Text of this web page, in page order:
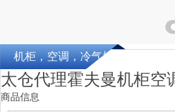
机柜，空调，冷气机
太仓代理霍夫曼机柜空
商品信息